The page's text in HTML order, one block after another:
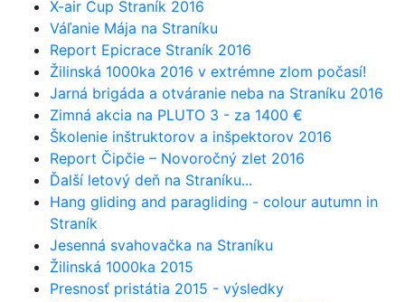
X-air Cup Straník 2016
Váľanie Mája na Straníku
Report Epicrace Straník 2016
Žilinská 1000ka 2016 v extrémne zlom počasí!
Jarná brigáda a otváranie neba na Straníku 2016
Zimná akcia na PLUTO 3 - za 1400 €
Školenie inštruktorov a inšpektorov 2016
Report Čipčie – Novoročný zlet 2016
Ďalší letový deň na Straníku...
Hang gliding and paragliding - colour autumn in
Straník
Jesenná svahovačka na Straníku
Žilinská 1000ka 2015
Presnosť pristátia 2015 - výsledky